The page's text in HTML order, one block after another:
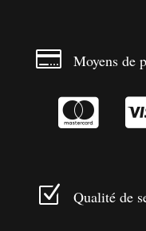
 Moyens de

Z Qualité de